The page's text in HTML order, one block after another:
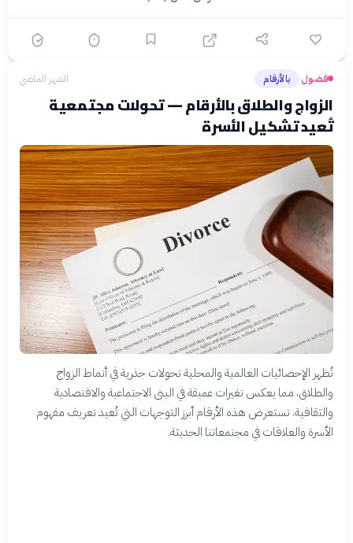
فضول› بالأرقام الشهر الماضي
الزواج والطلاق بالأرقام — تحولات مجتمعية
تُعيد تشكيل الأسرة
تُظهر الإحصائيات العالمية والمحلية تحولات جذرية في أنماط الزواج
والطلاق، مما يعكس تغيرات عميقة في البنى الاجتماعية والاقتصادية
والثقافية. تستعرض هذه الأرقام أبرز التوجهات التي تُعيد تعريف مفهوم
الأسرة والعلاقات في مجتمعاتنا الحديثة.